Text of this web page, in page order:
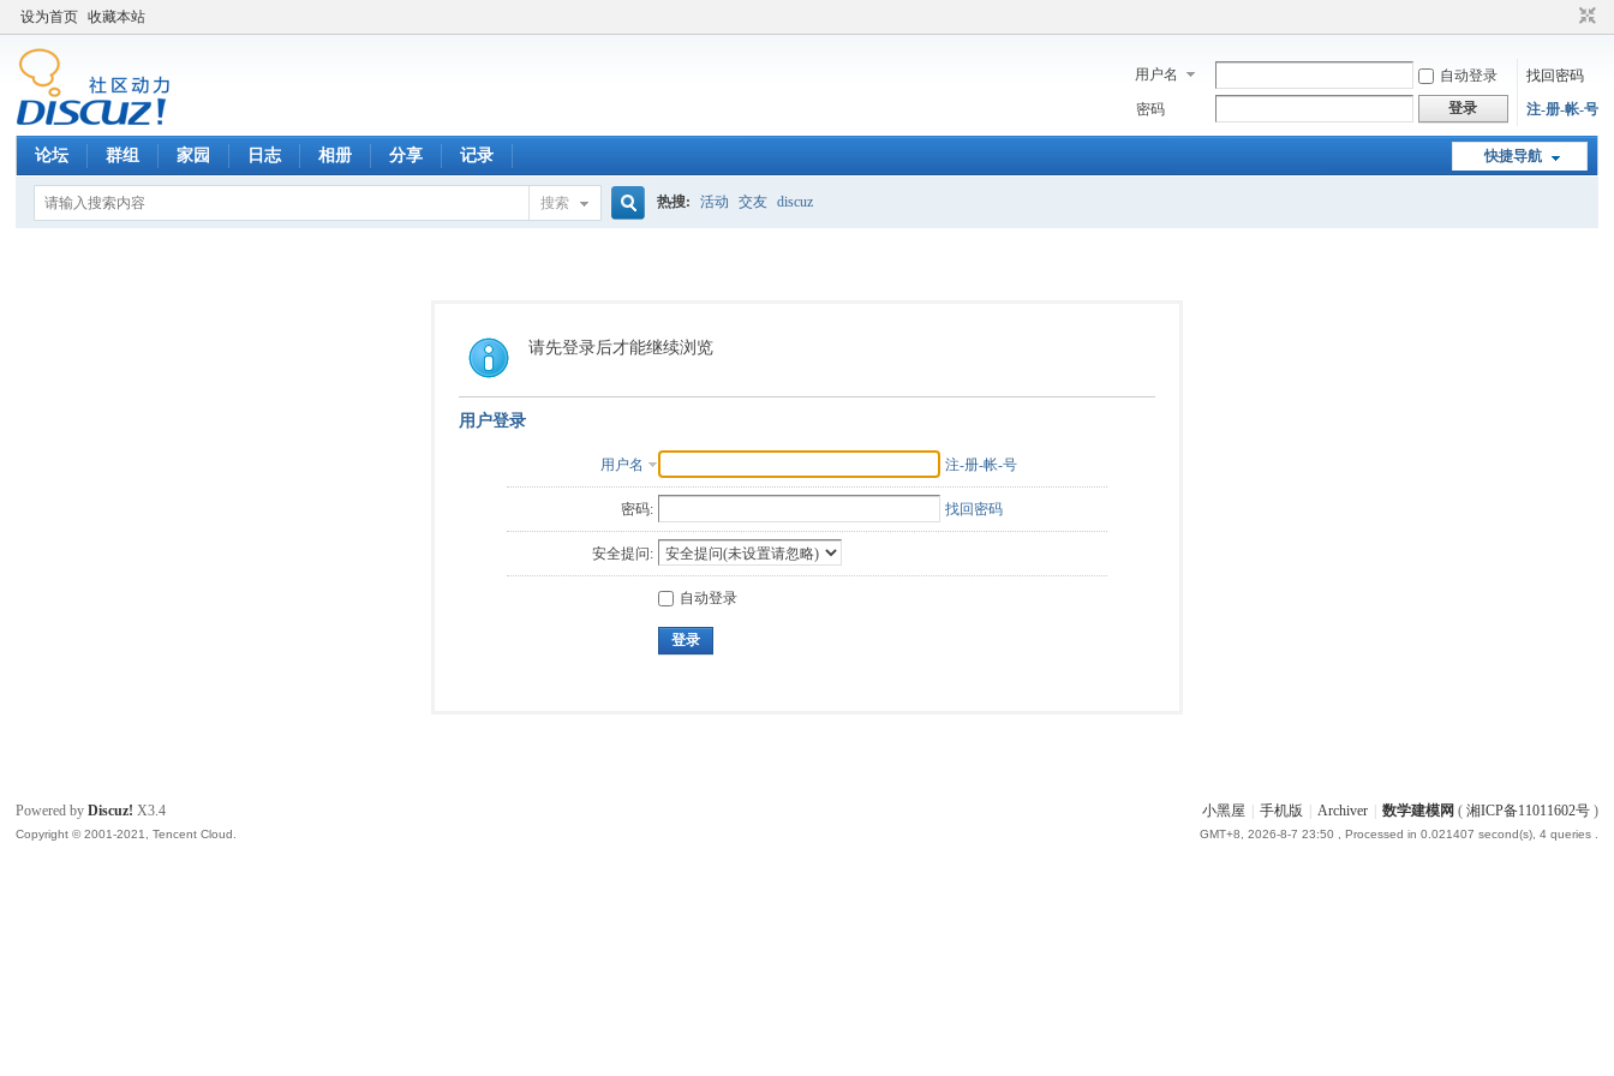
设为首页 收藏本站
用户名 自动登录
找回密码
密码
登录 注-册-帐-号
快捷导航
论坛 群组 家园 日志 相册 分享 记录
搜索
索
热搜: 活动 交友 discuz
请先登录后才能继续浏览
用户登录
用户名 注-册-帐-号
密码: 找回密码
安全提问:
自动登录
登录
小黑屋 手机版 Archiver 数学建模网 ( 湘ICP备11011602号)
GMT+8, 2026-8-7 23:50 , Processed in 0.021407 second(s), 4 queries .
Powered byDiscuz! X3.4
Copyright © 2001-2021, Tencent Cloud.